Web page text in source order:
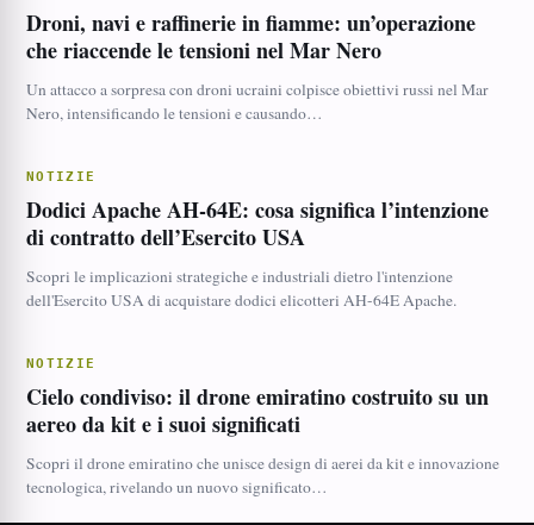
Droni, navi e raffinerie in fiamme: un’operazione
che riaccende le tensioni nel Mar Nero
Un attacco a sorpresa con droni ucraini colpisce obiettivi russi nel Mar
Nero, intensificando le tensioni e causando…
NOTIZIE
Dodici Apache AH-64E: cosa significa l’intenzione
di contratto dell’Esercito USA
Scopri le implicazioni strategiche e industriali dietro l'intenzione
dell'Esercito USA di acquistare dodici elicotteri AH-64E Apache.
NOTIZIE
Cielo condiviso: il drone emiratino costruito su un
aereo da kit e i suoi significati
Scopri il drone emiratino che unisce design di aerei da kit e innovazione
tecnologica, rivelando un nuovo significato…